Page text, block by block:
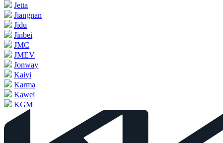
Jetta
Jiangnan
Jidu
Jinbei
JMC
JMEV
Jonway
Kaiyi
Karma
Kawei
KGM